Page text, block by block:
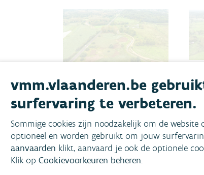
LIFE Narmena
creëert
wetlands aan
de Laak en
Winterbeek
In het LIFE-project
vmm.vlaanderen.be
surfervaring te verbeteren.
Sommige cookies zijn noodzakelijk om de
optioneel en worden gebruikt om jouw
aanvaarden klikt, aanvaard je ook de optionele
Klik op Cookievoorkeuren beheren.